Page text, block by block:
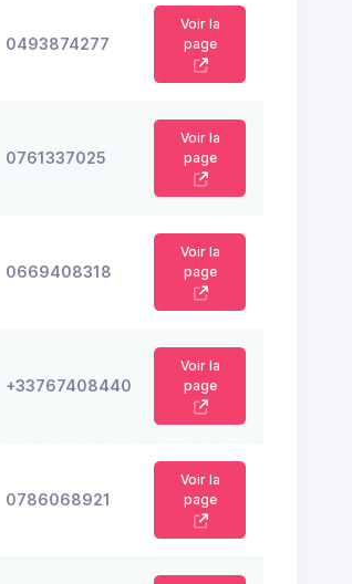
0493874277
Voir la
page
0761337025
Voir la
page
0669408318
Voir la
page
+33767408440
Voir la
page
0786068921
Voir la
page